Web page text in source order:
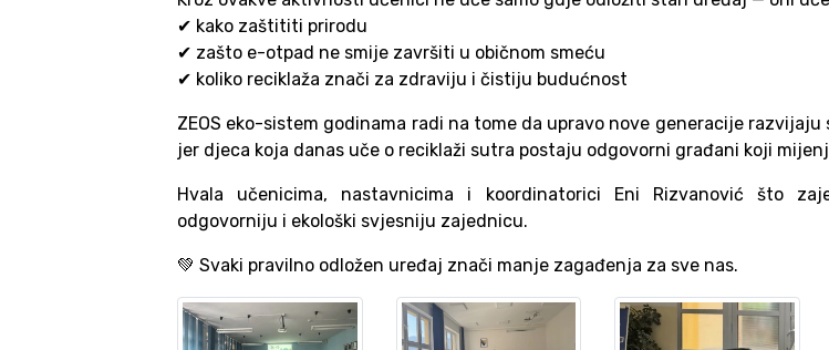
✔ kako zaštititi prirodu
✔ zašto e-otpad ne smije završiti u običnom smeću
✔ koliko reciklaža znači za zdraviju i čistiju budućnost
ZEOS eko-sistem godinama radi na tome da upravo nove generacije
jer djeca koja danas uče o reciklaži sutra postaju odgovorni građani koji
Hvala učenicima, nastavnicima i koordinatorici Eni Rizvanović što
odgovorniju i ekološki svjesniju zajednicu.
💚 Svaki pravilno odložen uređaj znači manje zagađenja za sve nas.